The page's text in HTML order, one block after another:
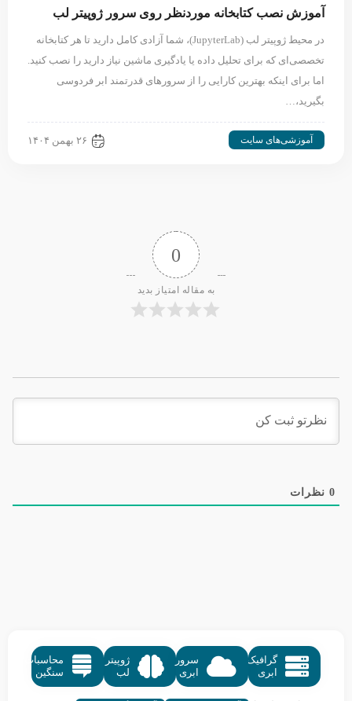
آموزش نصب کتابخانه موردنظر روی سرور ژوپیتر لب
در محیط ژوپیتر لب (JupyterLab)، شما آزادی کامل دارید تا هر کتابخانه
تخصصی‌ای که برای تحلیل داده یا یادگیری ماشین نیاز دارید را نصب کنید.
اما برای اینکه بهترین کارایی را از سرورهای قدرتمند ابر فردوسی
بگیرید،…
آموزشی‌های سایت ۲۶ بهمن ۱۴۰۴
0
به مقاله امتیاز بدید
0 نظرات
گرافیک
ابری
ژوپیتر
لب
سرور
ابری
محاسبات
سنگین